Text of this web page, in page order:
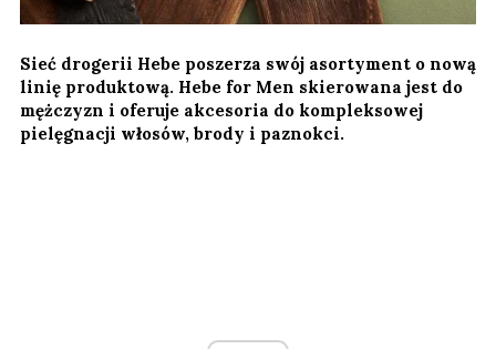
Sieć drogerii Hebe poszerza swój asortyment o nową
linię produktową. Hebe for Men skierowana jest do
mężczyzn i oferuje akcesoria do kompleksowej
pielęgnacji włosów, brody i paznokci.